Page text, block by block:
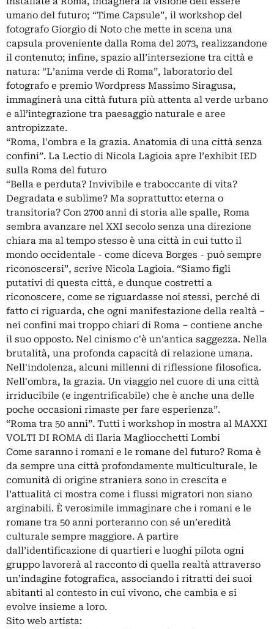
umano del futuro; “Time Capsule”, il workshop del
fotografo Giorgio di Noto che mette in scena una
capsula proveniente dalla Roma del 2073, realizzandone
il contenuto; infine, spazio all’intersezione tra città e
natura: “L’anima verde di Roma”, laboratorio del
fotografo e premio Wordpress Massimo Siragusa,
immaginerà una città futura più attenta al verde urbano
e all’integrazione tra paesaggio naturale e aree
antropizzate.
“Roma, l'ombra e la grazia. Anatomia di una città senza
confini”. La Lectio di Nicola Lagioia apre l’exhibit IED
sulla Roma del futuro
“Bella e perduta? Invivibile e traboccante di vita?
Degradata e sublime? Ma soprattutto: eterna o
transitoria? Con 2700 anni di storia alle spalle, Roma
sembra avanzare nel XXI secolo senza una direzione
chiara ma al tempo stesso è una città in cui tutto il
mondo occidentale - come diceva Borges - può sempre
riconoscersi”, scrive Nicola Lagioia. “Siamo figli
putativi di questa città, e dunque costretti a
riconoscere, come se riguardasse noi stessi, perché di
fatto ci riguarda, che ogni manifestazione della realtà –
nei confini mai troppo chiari di Roma – contiene anche
il suo opposto. Nel cinismo c'è un'antica saggezza. Nella
brutalità, una profonda capacità di relazione umana.
Nell'indolenza, alcuni millenni di riflessione filosofica.
Nell'ombra, la grazia. Un viaggio nel cuore di una città
irriducibile (e ingentrificabile) che è anche una delle
poche occasioni rimaste per fare esperienza”.
“Roma tra 50 anni”. Tutti i workshop in mostra al MAXXI
VOLTI DI ROMA di Ilaria Magliocchetti Lombi
Come saranno i romani e le romane del futuro? Roma è
da sempre una città profondamente multiculturale, le
comunità di origine straniera sono in crescita e
l’attualità ci mostra come i flussi migratori non siano
arginabili. È verosimile immaginare che i romani e le
romane tra 50 anni porteranno con sé un’eredità
culturale sempre maggiore. A partire
dall’identificazione di quartieri e luoghi pilota ogni
gruppo lavorerà al racconto di quella realtà attraverso
un’indagine fotografica, associando i ritratti dei suoi
abitanti al contesto in cui vivono, che cambia e si
evolve insieme a loro.
Sito web artista: